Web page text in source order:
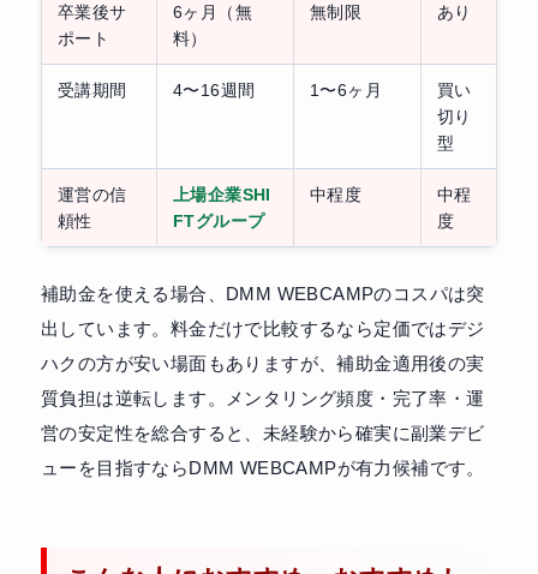
卒業後サ
ポート
6ヶ月（無
料）
無制限 あり
受講期間 4〜16週間 1〜6ヶ月
買い
切り
型
運営の信
頼性
上場企業SHI
FTグループ
中程度
中程
度
補助金を使える場合、DMM WEBCAMPのコスパは突
出しています。料金だけで比較するなら定価ではデジ
ハクの方が安い場面もありますが、補助金適用後の実
質負担は逆転します。メンタリング頻度・完了率・運
営の安定性を総合すると、未経験から確実に副業デビ
ューを目指すならDMM WEBCAMPが有力候補です。